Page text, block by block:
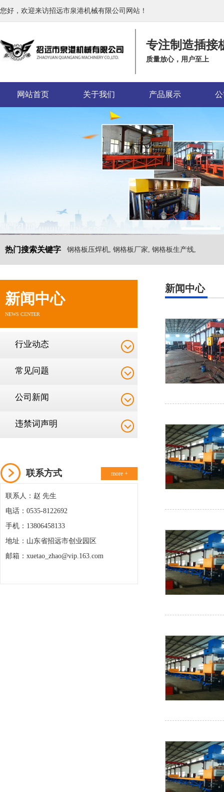
您好，欢迎来访招远市泉港机械有限公司网站！
专注制造插接
质量放心，用户至上
网站首页 关于我们 产品展示
热门搜索关键字 钢格板压焊机, 钢格板厂家, 钢格板生产线,
新闻中心
NEWS CENTER
行业动态
常见问题
公司新闻
违禁词声明
联系方式 more +
联系人：赵 先生
电话：0535-8122692
手机：13806458133
地址：山东省招远市创业园区
邮箱：xuetao_zhao@vip.163.com
新闻中心